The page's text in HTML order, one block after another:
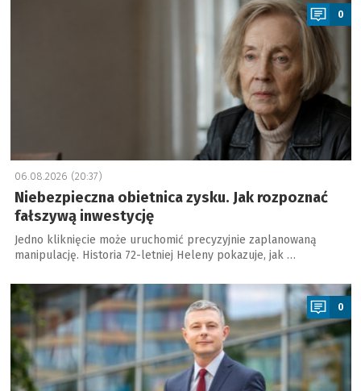
0
06.08.2026 (20:37)
Niebezpieczna obietnica zysku. Jak rozpoznać
fałszywą inwestycję
Jedno kliknięcie może uruchomić precyzyjnie zaplanowaną
manipulację. Historia 72-letniej Heleny pokazuje, jak …
a
0